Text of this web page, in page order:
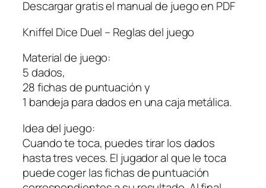
Descargar gratis el manual de juego en PDF
Kniffel Dice Duel – Reglas del juego
Material de juego:
5 dados,
28 fichas de puntuación y
1 bandeja para dados en una caja metálica.
Idea del juego:
Cuando te toca, puedes tirar los dados
hasta tres veces. El jugador al que le toca
puede coger las fichas de puntuación